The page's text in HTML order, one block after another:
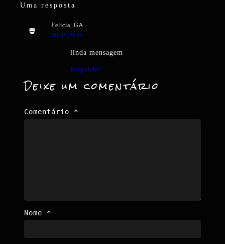
Uma resposta
Felicia_GA
30/05/2025
linda mensagem
Responder
Deixe um comentário
Comentário *
Nome *